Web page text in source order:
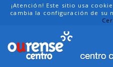
¡Atención! Este sitio usa
cambia la configuración de su